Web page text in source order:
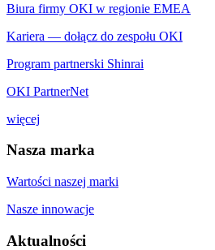
Biura firmy OKI w regionie EMEA
Kariera — dołącz do zespołu OKI
Program partnerski Shinrai
OKI PartnerNet
więcej
Nasza marka
Wartości naszej marki
Nasze innowacje
Aktualności